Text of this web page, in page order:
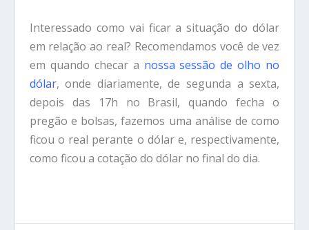
Interessado como vai ficar a situação do dólar
em relação ao real? Recomendamos você de vez
em quando checar a nossa sessão de olho no
dólar, onde diariamente, de segunda a sexta,
depois das 17h no Brasil, quando fecha o
pregão e bolsas, fazemos uma análise de como
ficou o real perante o dólar e, respectivamente,
como ficou a cotação do dólar no final do dia.